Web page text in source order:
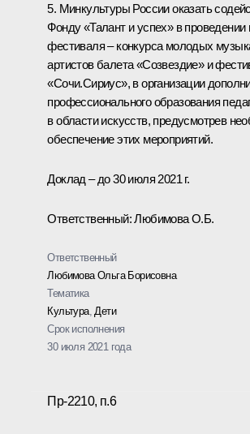
5. Минкультуры России оказать
Фонду «Талант и успех» в проведении
фестиваля – конкурса молодых
артистов балета «Созвездие» и
«Сочи.Сириус», в организации
профессионального образования
в области искусств, предусмотрев
обеспечение этих мероприятий.
Доклад – до 30 июля 2021 г.
Ответственный: Любимова О.Б.
Ответственный
Любимова Ольга Борисовна
Тематика
Культура, Дети
Срок исполнения
30 июля 2021 года
Пр-2210, п.6